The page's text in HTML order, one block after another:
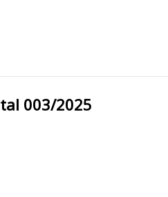
003/2025